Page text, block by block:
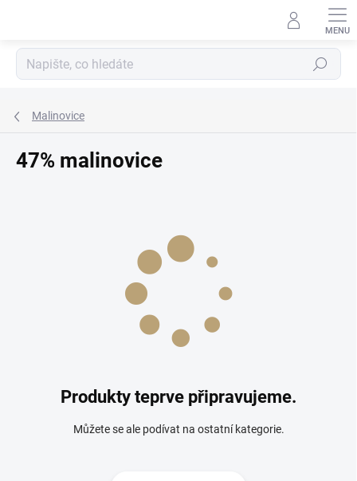
Hledat
Malinovice
47% malinovice
Produkty teprve připravujeme.
Můžete se ale podívat na ostatní kategorie.